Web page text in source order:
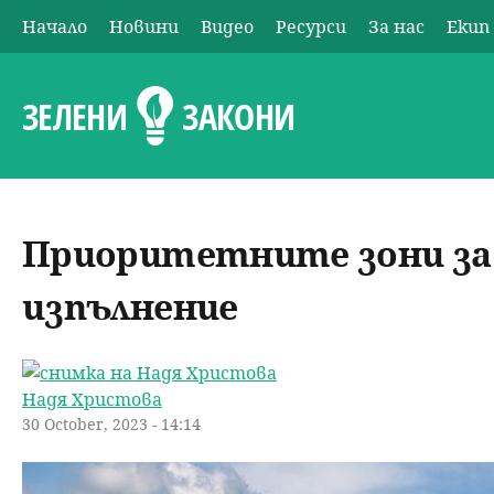
О
с
в
н
о
м
е
Начало Новини Видео Ресурси За нас Екип
ЗЕЛЕНИ ЗАКОНИ
Приоритетните зони за
изпълнение
Надя Христова
30 October, 2023 - 14:14